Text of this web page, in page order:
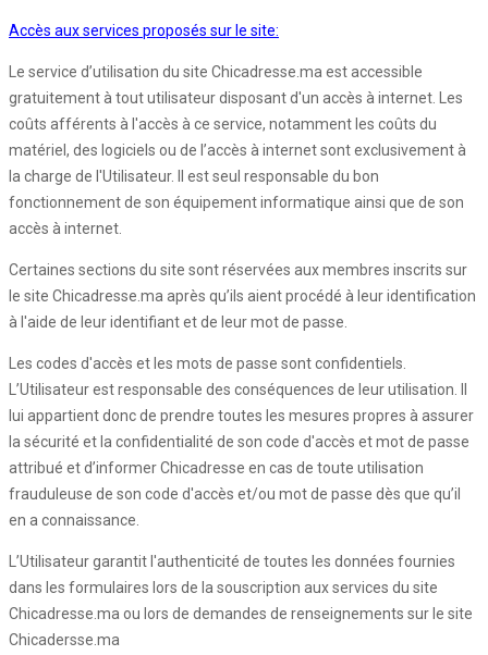
Accès aux services proposés sur le site:
Le service d’utilisation du site Chicadresse.ma est accessible
gratuitement à tout utilisateur disposant d'un accès à internet. Les
coûts afférents à l'accès à ce service, notamment les coûts du
matériel, des logiciels ou de l’accès à internet sont exclusivement à
la charge de l'Utilisateur. Il est seul responsable du bon
fonctionnement de son équipement informatique ainsi que de son
accès à internet.
Certaines sections du site sont réservées aux membres inscrits sur
le site Chicadresse.ma après qu’ils aient procédé à leur identification
à l'aide de leur identifiant et de leur mot de passe.
Les codes d'accès et les mots de passe sont confidentiels.
L’Utilisateur est responsable des conséquences de leur utilisation. Il
lui appartient donc de prendre toutes les mesures propres à assurer
la sécurité et la confidentialité de son code d'accès et mot de passe
attribué et d’informer Chicadresse en cas de toute utilisation
frauduleuse de son code d'accès et/ou mot de passe dès que qu’il
en a connaissance.
L’Utilisateur garantit l'authenticité de toutes les données fournies
dans les formulaires lors de la souscription aux services du site
Chicadresse.ma ou lors de demandes de renseignements sur le site
Chicadersse.ma